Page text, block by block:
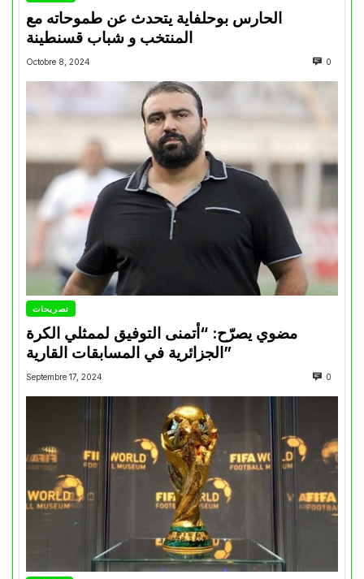
الحارس بوحلفاية يتحدث عن طموحاته مع
المنتخب و شباب قسنطينة
Octobre 8, 2024 0
تصريحات
مضوي يصرّح: “أتمنى التوفيق لممثلي الكرة
الجزائرية في المسابقات القارية”
Septembre 17, 2024 0